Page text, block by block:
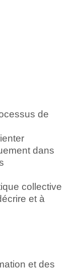
de
dans
collective
et à
et des